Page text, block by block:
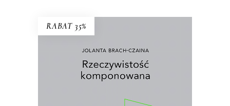
RABAT 35%
RZECZYWISTOŚĆ